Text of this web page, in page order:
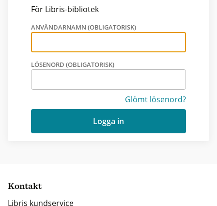
För Libris-bibliotek
ANVÄNDARNAMN (OBLIGATORISK)
LÖSENORD (OBLIGATORISK)
Glömt lösenord?
Logga in
Kontakt
Libris kundservice